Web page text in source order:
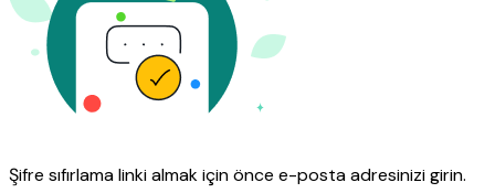
Şifre sıfırlama linki almak için önce e-posta adresinizi girin.